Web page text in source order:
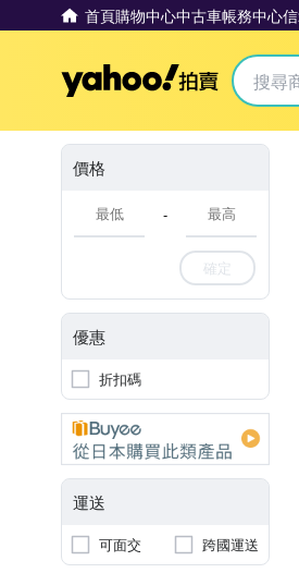
首頁購物中心中古車帳務中心
Yahoo拍
價格
-
確定
優惠
折扣碼
運送
可面交 跨國運送